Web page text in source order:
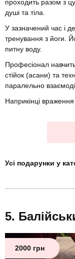
проходить разом з
душі та тіла.
У зазначений час і
тренування з йоги.
питну воду.
Професіонал
стійок (асани) та
паралельно
Наприкінці
Усі подарунки у
2000 грн